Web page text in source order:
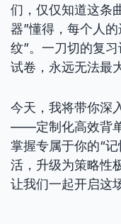
们，仅仅知道这条
器”懂得，每个人
纹”。一刀切的复
试卷，永远无法最
今天，我将带你深
——定制化高效背
掌握专属于你的“
活，升级为策略性
让我们一起开启这